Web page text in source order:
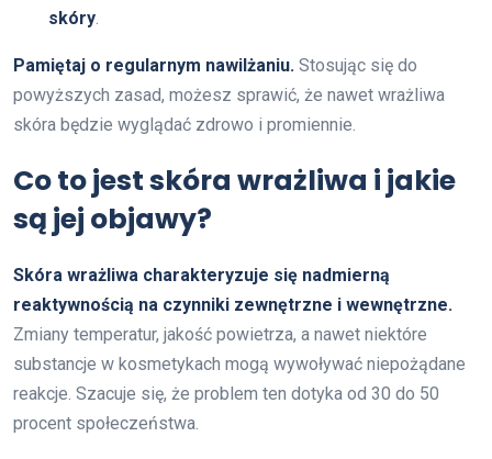
skóry.
Pamiętaj o regularnym nawilżaniu. Stosując się do
powyższych zasad, możesz sprawić, że nawet wrażliwa
skóra będzie wyglądać zdrowo i promiennie.
Co to jest skóra wrażliwa i jakie
są jej objawy?
Skóra wrażliwa charakteryzuje się nadmierną
reaktywnością na czynniki zewnętrzne i wewnętrzne.
Zmiany temperatur, jakość powietrza, a nawet niektóre
substancje w kosmetykach mogą wywoływać niepożądane
reakcje. Szacuje się, że problem ten dotyka od 30 do 50
procent społeczeństwa.